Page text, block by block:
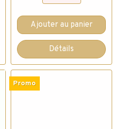
Ajouter au panier
Détails
Promo